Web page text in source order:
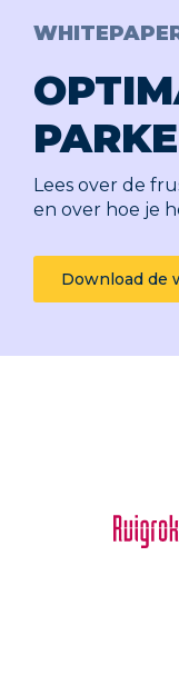
Lees over de
en over hoe je
Download de